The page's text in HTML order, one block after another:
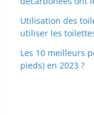
Utilisation des
utiliser les
Les 10 meilleurs
pieds) en 2023 ?